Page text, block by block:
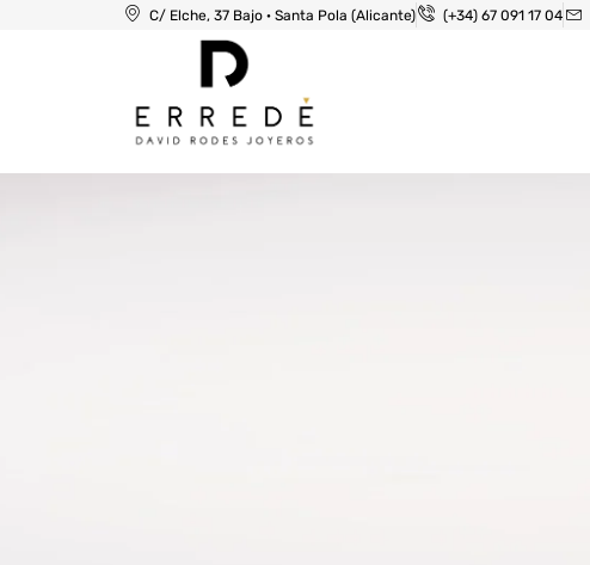
C/ Elche, 37 Bajo · Santa Pola (Alicante) (+34) 67 091 17 04